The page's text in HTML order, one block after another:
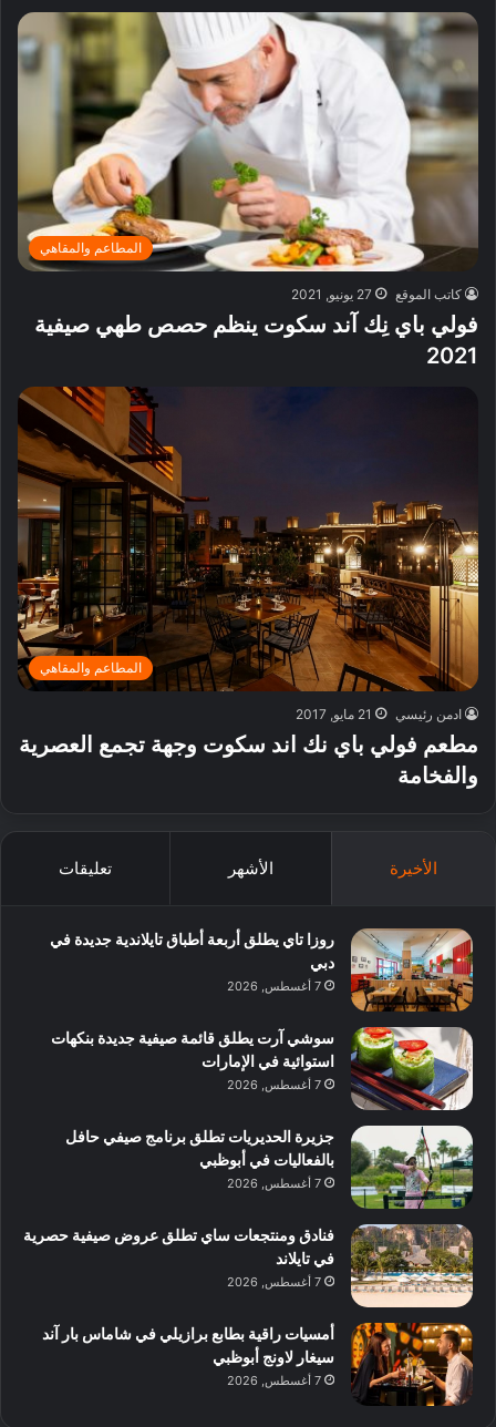
المطاعم والمقاهي
كاتب الموقع 27 يونيو, 2021
فولي باي نِك آند سكوت ينظم حصص طهي صيفية
2021
المطاعم والمقاهي
ادمن رئيسي 21 مايو, 2017
مطعم فولي باي نك اند سكوت وجهة تجمع العصرية
والفخامة
الأخيرة الأشهر تعليقات
روزا تاي يطلق أربعة أطباق تايلاندية جديدة في
دبي
7 أغسطس, 2026
سوشي آرت يطلق قائمة صيفية جديدة بنكهات
استوائية في الإمارات
7 أغسطس, 2026
جزيرة الحديريات تطلق برنامج صيفي حافل
بالفعاليات في أبوظبي
7 أغسطس, 2026
فنادق ومنتجعات ساي تطلق عروض صيفية حصرية
في تايلاند
7 أغسطس, 2026
أمسيات راقية بطابع برازيلي في شاماس بار آند
سيغار لاونج أبوظبي
7 أغسطس, 2026